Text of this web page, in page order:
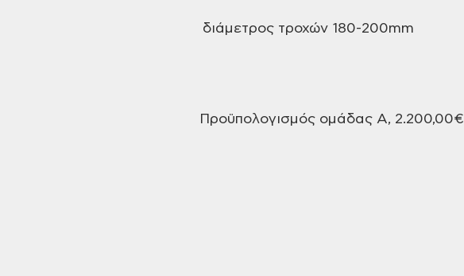
διάμετρος τροχών 180-200mm
Προϋπολογισμός ομάδας Α, 2.200,00€